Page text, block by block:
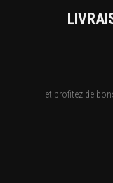
et profitez de